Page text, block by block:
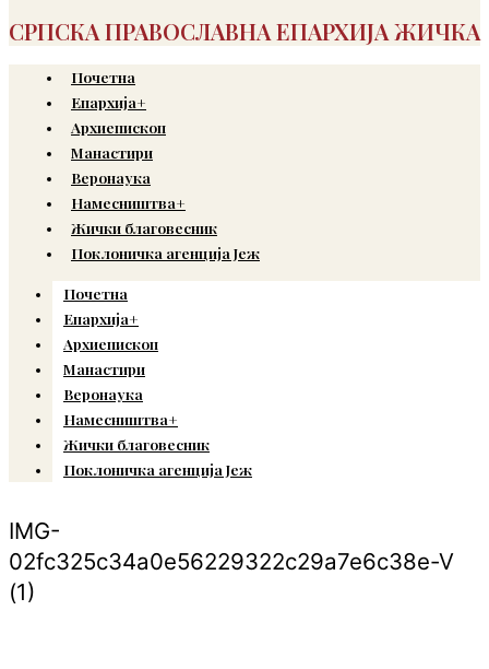
СРПСКА ПРАВОСЛАВНА ЕПАРХИЈА ЖИЧКА
Почетна
Епархија+
Архиепископ
Манастири
Веронаука
Намесништва+
Жички благовесник
Поклоничка агенција Јеж
Почетна
Епархија+
Архиепископ
Манастири
Веронаука
Намесништва+
Жички благовесник
Поклоничка агенција Јеж
IMG-
02fc325c34a0e56229322c29a7e6c38e-V
(1)